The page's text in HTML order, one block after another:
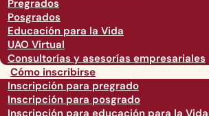
Pregrados
Posgrados
Educación para la Vida
UAO Virtual
Consultorías y asesorías empresariales
Cómo inscribirse
Inscripción para pregrado
Inscripción para posgrado
Inscripción para educación para la Vida